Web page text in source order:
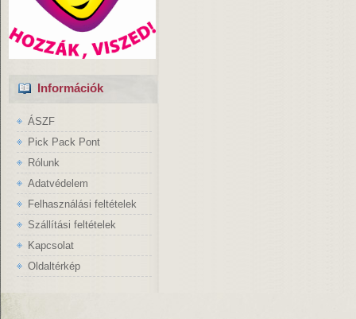
Információk
ÁSZF
Pick Pack Pont
Rólunk
Adatvédelem
Felhasználási feltételek
Szállítási feltételek
Kapcsolat
Oldaltérkép